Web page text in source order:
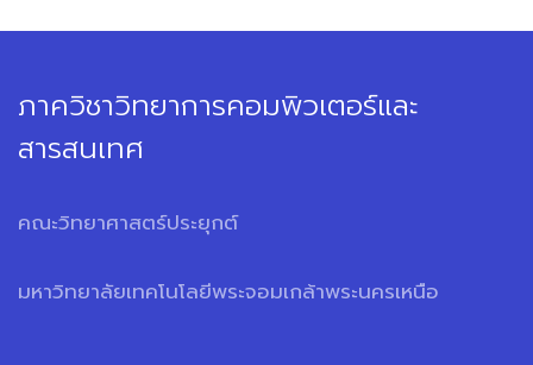
ภาควิชาวิทยาการคอมพิวเตอร์และ
สารสนเทศ
คณะวิทยาศาสตร์ประยุกต์
มหาวิทยาลัยเทคโนโลยีพระจอมเกล้าพระนครเหนือ